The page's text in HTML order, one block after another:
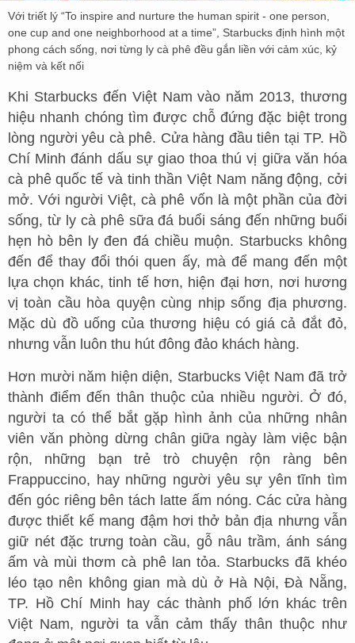
Với triết lý “To inspire and nurture the human spirit - one person,
one cup and one neighborhood at a time”, Starbucks định hình một
phong cách sống, nơi từng ly cà phê đều gắn liền với cảm xúc, kỷ
niệm và kết nối
Khi Starbucks đến Việt Nam vào năm 2013, thương
hiệu nhanh chóng tìm được chỗ đứng đặc biệt trong
lòng người yêu cà phê. Cửa hàng đầu tiên tại TP. Hồ
Chí Minh đánh dấu sự giao thoa thú vị giữa văn hóa
cà phê quốc tế và tinh thần Việt Nam năng động, cởi
mở. Với người Việt, cà phê vốn là một phần của đời
sống, từ ly cà phê sữa đá buổi sáng đến những buổi
hẹn hò bên ly đen đá chiều muộn. Starbucks không
đến để thay đổi thói quen ấy, mà để mang đến một
lựa chọn khác, tinh tế hơn, hiện đại hơn, nơi hương
vị toàn cầu hòa quyện cùng nhịp sống địa phương.
Mặc dù đồ uống của thương hiệu có giá cả đắt đỏ,
nhưng vẫn luôn thu hút đông đảo khách hàng.
Hơn mười năm hiện diện, Starbucks Việt Nam đã trở
thành điểm đến thân thuộc của nhiều người. Ở đó,
người ta có thể bắt gặp hình ảnh của những nhân
viên văn phòng dừng chân giữa ngày làm việc bận
rộn, những bạn trẻ trò chuyện rộn ràng bên
Frappuccino, hay những người yêu sự yên tĩnh tìm
đến góc riêng bên tách latte ấm nóng. Các cửa hàng
được thiết kế mang đậm hơi thở bản địa nhưng vẫn
giữ nét đặc trưng toàn cầu, gỗ nâu trầm, ánh sáng
ấm và mùi thơm cà phê lan tỏa. Starbucks đã khéo
léo tạo nên không gian mà dù ở Hà Nội, Đà Nẵng,
TP. Hồ Chí Minh hay các thành phố lớn khác trên
Việt Nam, người ta vẫn cảm thấy thân thuộc như